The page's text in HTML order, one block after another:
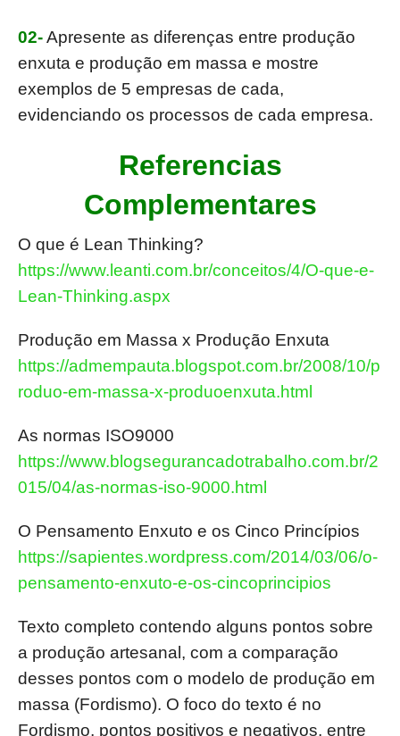
02-Apresente as diferenças entre produção
enxuta e produção em massa e mostre
exemplos de 5 empresas de cada,
evidenciando os processos de cada empresa.
Referencias
Complementares
O que é Lean Thinking?
https://www.leanti.com.br/conceitos/4/O-que-e-
Lean-Thinking.aspx
Produção em Massa x Produção Enxuta
https://admempauta.blogspot.com.br/2008/10/p
roduo-em-massa-x-produoenxuta.html
As normas ISO9000
https://www.blogsegurancadotrabalho.com.br/2
015/04/as-normas-iso-9000.html
O Pensamento Enxuto e os Cinco Princípios
https://sapientes.wordpress.com/2014/03/06/o-
pensamento-enxuto-e-os-cincoprincipios
Texto completo contendo alguns pontos sobre
a produção artesanal, com a comparação
desses pontos com o modelo de produção em
massa (Fordismo). O foco do texto é no
Fordismo, pontos positivos e negativos, entre